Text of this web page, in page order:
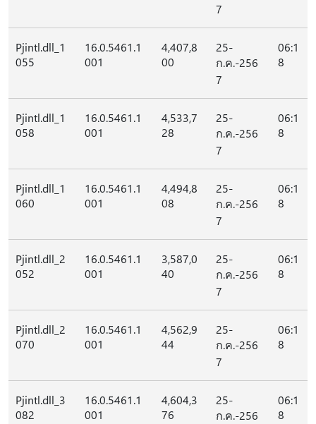
7
Pjintl.dll_1
055
16.0.5461.1
001
4,407,8
00
25-
ก.ค.-256
7
06:1
8
Pjintl.dll_1
058
16.0.5461.1
001
4,533,7
28
25-
ก.ค.-256
7
06:1
8
Pjintl.dll_1
060
16.0.5461.1
001
4,494,8
08
25-
ก.ค.-256
7
06:1
8
Pjintl.dll_2
052
16.0.5461.1
001
3,587,0
40
25-
ก.ค.-256
7
06:1
8
Pjintl.dll_2
070
16.0.5461.1
001
4,562,9
44
25-
ก.ค.-256
7
06:1
8
Pjintl.dll_3
082
16.0.5461.1
001
4,604,3
76
25-
ก.ค.-256
06:1
8